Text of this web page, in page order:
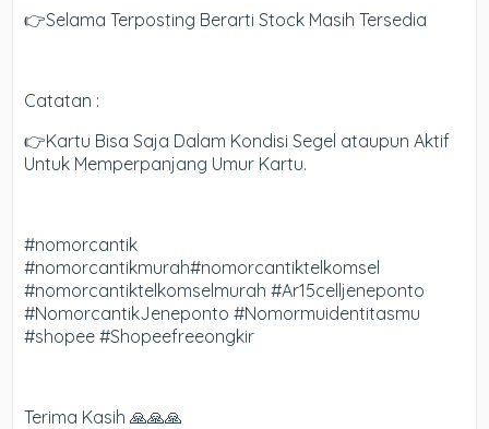
👉Selama Terposting Berarti Stock Masih Tersedia
Catatan :
👉Kartu Bisa Saja Dalam Kondisi Segel ataupun Aktif
Untuk Memperpanjang Umur Kartu.
#nomorcantik
#nomorcantikmurah#nomorcantiktelkomsel
#nomorcantiktelkomselmurah #Ar15celljeneponto
#NomorcantikJeneponto #Nomormuidentitasmu
#shopee #Shopeefreeongkir
Terima Kasih 🙏🙏🙏